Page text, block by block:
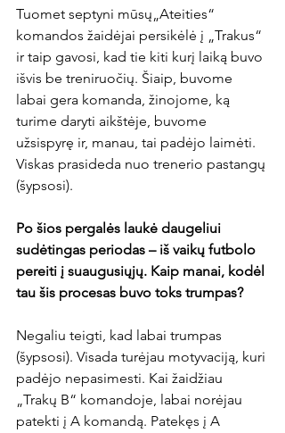
Tuomet septyni mūsų„Ateities“
komandos žaidėjai persikėlė į „Trakus“
ir taip gavosi, kad tie kiti kurį laiką buvo
išvis be treniruočių. Šiaip, buvome
labai gera komanda, žinojome, ką
turime daryti aikštėje, buvome
užsispyrę ir, manau, tai padėjo laimėti.
Viskas prasideda nuo trenerio pastangų
(šypsosi).
Po šios pergalės laukė daugeliui
sudėtingas periodas – iš vaikų futbolo
pereiti į suaugusiųjų. Kaip manai, kodėl
tau šis procesas buvo toks trumpas?
Negaliu teigti, kad labai trumpas
(šypsosi). Visada turėjau motyvaciją, kuri
padėjo nepasimesti. Kai žaidžiau
„Trakų B“ komandoje, labai norėjau
patekti į A komandą. Patekęs į A